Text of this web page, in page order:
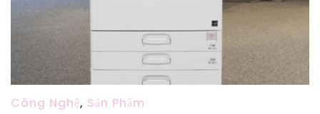
Công Nghệ, Sản Phẩm